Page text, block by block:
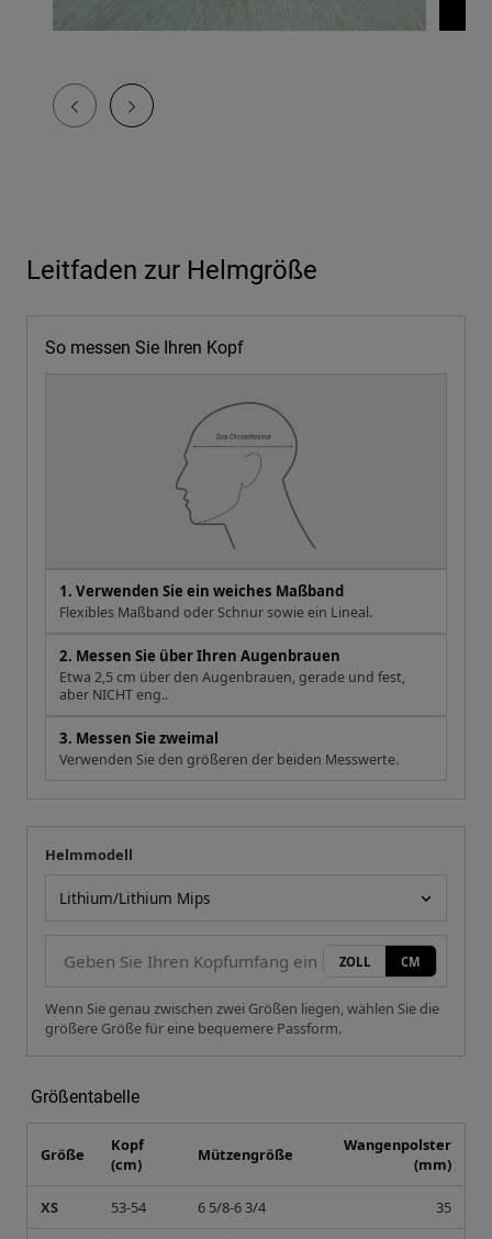
Leitfaden zur Helmgröße
So messen Sie Ihren Kopf
1. Verwenden Sie ein weiches Maßband
Flexibles Maßband oder Schnur sowie ein Lineal.
2. Messen Sie über Ihren Augenbrauen
Etwa 2,5 cm über den Augenbrauen, gerade und fest,
aber NICHT eng..
3. Messen Sie zweimal
Verwenden Sie den größeren der beiden Messwerte.
Ihre Messung
Helmmodell
ZOLL CM
Wenn Sie genau zwischen zwei Größen liegen, wählen Sie die
größere Größe für eine bequemere Passform.
Größentabelle
Größe
Kopf
(cm)
Mützengröße
Wangenpolster
(mm)
XS 53-54 6 5/8-6 3/4 35